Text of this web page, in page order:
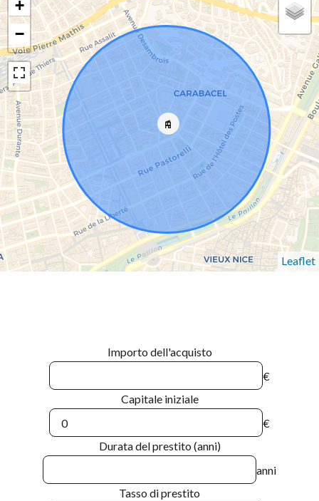
+
−
Leaflet
Importo dell'acquisto
€
Capitale iniziale
€
Durata del prestito (anni)
anni
Tasso di prestito